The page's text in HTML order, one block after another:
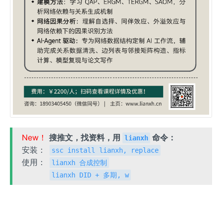
New！ 搜推文，找资料，用 lianxh 命令：
安装：
ssc install lianxh, replace
使用：
lianxh 合成控制
lianxh DID + 多期, w